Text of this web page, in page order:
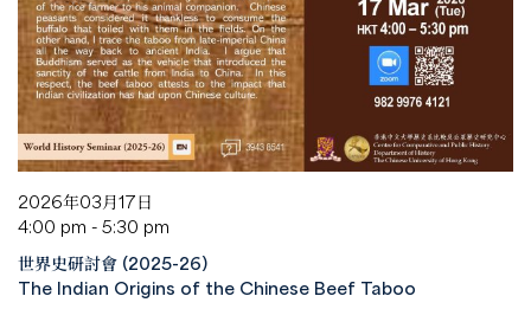
2026年03月17日
4:00 pm - 5:30 pm
世界史研討會 (2025-26)
The Indian Origins of the Chinese Beef Taboo